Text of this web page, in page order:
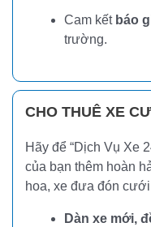
Cam kết báo
trường.
CHO THUÊ XE
Hãy để “Dịch Vụ Xe
của bạn thêm hoàn
hoa, xe đưa đón
Dàn xe mới,